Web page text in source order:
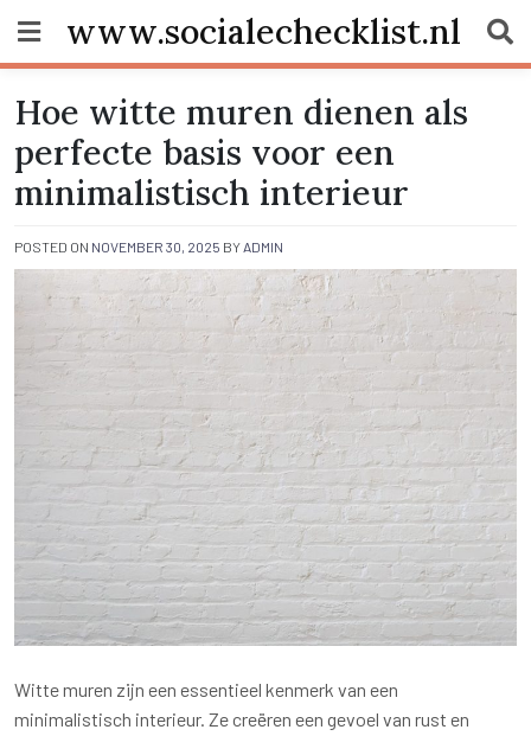
content
www.socialechecklist.nl
Hoe witte muren dienen als
perfecte basis voor een
minimalistisch interieur
POSTED ON NOVEMBER 30, 2025 BY ADMIN
Witte muren zijn een essentieel kenmerk van een
minimalistisch interieur. Ze creëren een gevoel van rust en